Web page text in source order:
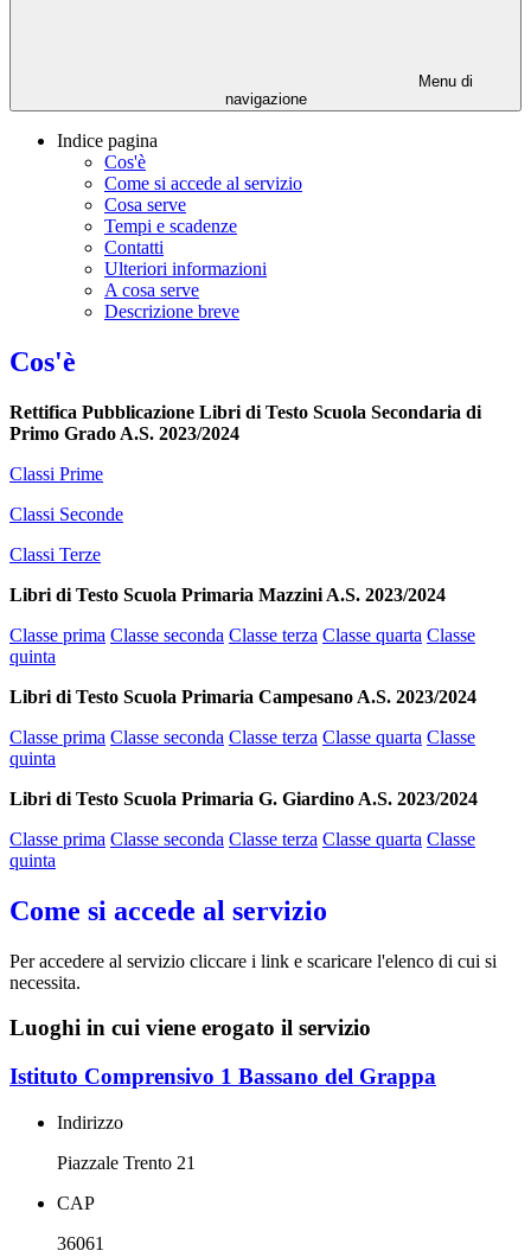
Menu di
navigazione
Indice pagina
Cos'è
Come si accede al servizio
Cosa serve
Tempi e scadenze
Contatti
Ulteriori informazioni
A cosa serve
Descrizione breve
Cos'è
Rettifica Pubblicazione Libri di Testo Scuola Secondaria di
Primo Grado A.S. 2023/2024
Classi Prime
Classi Seconde
Classi Terze
Libri di Testo Scuola Primaria Mazzini A.S. 2023/2024
Classe prima Classe seconda Classe terza Classe quarta Classe
quinta
Libri di Testo Scuola Primaria Campesano A.S. 2023/2024
Classe prima Classe seconda Classe terza Classe quarta Classe
quinta
Libri di Testo Scuola Primaria G. Giardino A.S. 2023/2024
Classe prima Classe seconda Classe terza Classe quarta Classe
quinta
Come si accede al servizio
Per accedere al servizio cliccare i link e scaricare l'elenco di cui si
necessita.
Luoghi in cui viene erogato il servizio
Istituto Comprensivo 1 Bassano del Grappa
Indirizzo
Piazzale Trento 21
CAP
36061